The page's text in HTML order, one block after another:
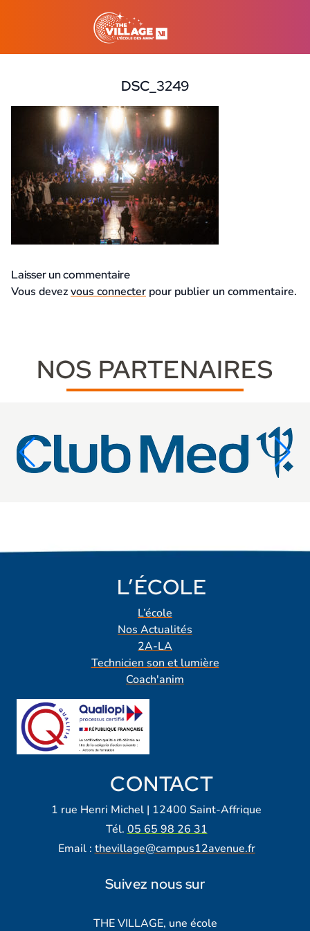
DSC_3249
21 août 2023
Laisser un commentaire
Vous devezvous connecter pour publier un commentaire.
NOS PARTENAIRES
L’ÉCOLE
L’école
Nos Actualités
2A-LA
Technicien son et lumière
Coach'anim
CONTACT
1 rue Henri Michel | 12400 Saint-Affrique
Tél. 05 65 98 26 31
Email : thevillage@campus12avenue.fr
Suivez nous sur
THE VILLAGE, une école